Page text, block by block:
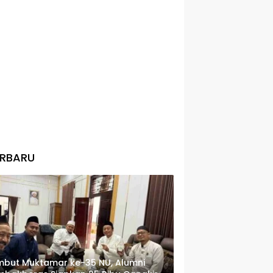
Muktamar ke-35 NU, Alumni